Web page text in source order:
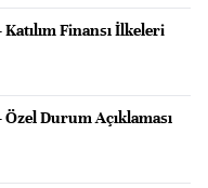
Finansı İlkeleri
Durum Açıklaması